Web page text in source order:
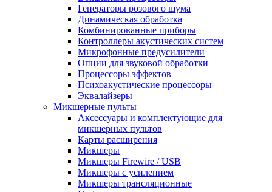
Генераторы розового шума
Динамическая обработка
Комбинированные приборы
Контроллеры акустических систем
Микрофонные предусилители
Опции для звуковой обработки
Процессоры эффектов
Психоакустические процессоры
Эквалайзеры
Микшерные пульты
Аксессуары и комплектующие для
микшерных пультов
Карты расширения
Микшеры
Микшеры Firewire / USB
Микшеры с усилением
Микшеры трансляционные